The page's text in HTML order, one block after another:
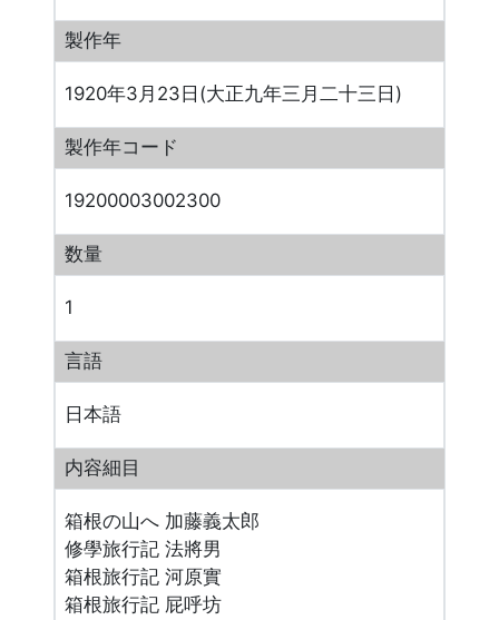
製作年
1920年3月23日(大正九年三月二十三日)
製作年コード
19200003002300
数量
1
言語
日本語
内容細目
箱根の山へ 加藤義太郎
修學旅行記 法將男
箱根旅行記 河原實
箱根旅行記 屁呼坊